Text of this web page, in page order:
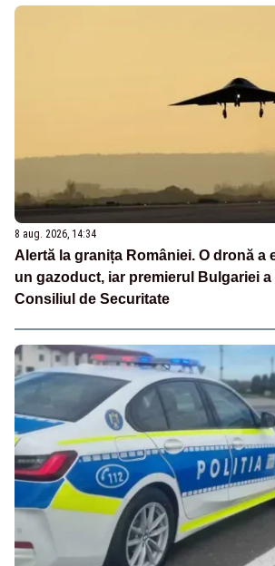
8 aug. 2026, 14:34
Alertă la granița României. O dronă a
un gazoduct, iar premierul Bulgariei
Consiliul de Securitate